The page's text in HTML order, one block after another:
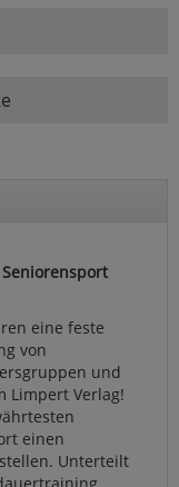
eine feste
von
und
Limpert Verlag!
einen
Unterteilt